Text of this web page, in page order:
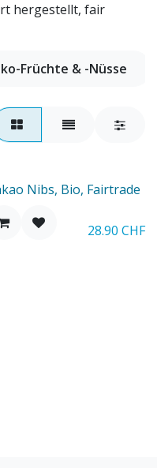
hergestellt, fair
Früchte & -Nüsse
Nibs, Bio, Fairtrade
28.90 CHF